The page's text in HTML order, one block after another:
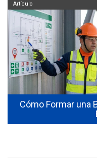
Cómo Formar una
Artículo